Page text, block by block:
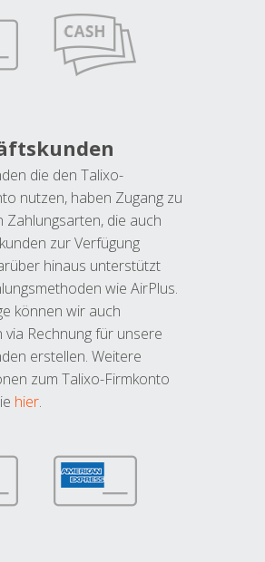
die den Talixo-
nutzen, haben Zugang zu
Zahlungsarten, die auch
zur Verfügung
hinaus unterstützt
wie AirPlus.
können wir auch
via Rechnung für unsere
erstellen. Weitere
zum Talixo-Firmkonto
hier.